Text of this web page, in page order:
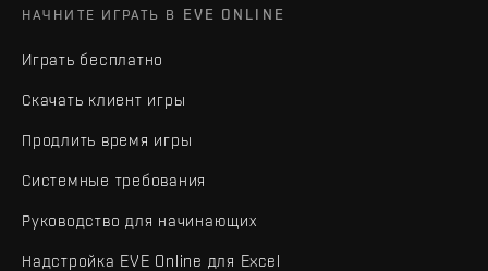
НАЧНИТЕ ИГРАТЬ В EVE ONLINE
Играть бесплатно
Скачать клиент игры
Продлить время игры
Системные требования
Руководство для начинающих
Надстройка EVE Online для Excel